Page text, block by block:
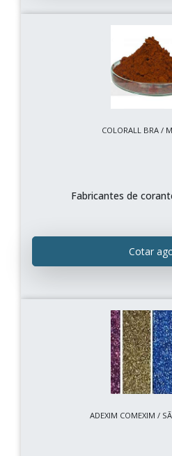
COLORALL BRA /
Fabricantes de
Cotar
ADEXIM COMEXIM /